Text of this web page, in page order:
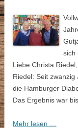
sich
Liebe Christa
Riedel: Seit
die Hamburger
Das Ergebnis war
Mehr lesen …